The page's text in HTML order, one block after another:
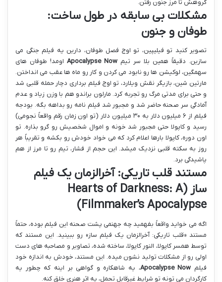
گروهش تا مرز جنون رفتن.
مشکلات بی سابقه در طول ساخت:
طوفان و جنون
تصویر کنید تو فیلیپین، تو اوج فصل طوفان، دارین یه فیلم جنگی می
سازین. دقیقاً همین بلا سر تیم Apocalypse Now اومد! طوفان های
سهمگین، لوکیشن ها رو نابود می کردن و کار رو ماه ها عقب می انداختن.
مارتین شین، بازیگر نقش ویلارد، تو اوج فیلم برداری دچار حمله قلبی شد
و حتی برای مدتی مرگ رو تجربه کرد. مارلون براندو هم با وزن زیاد و عدم
آمادگی سر صحنه حاضر شد و مجبور شد فیلم نامه رو بداهه بگه. بودجه
فیلم از ۶ میلیون دلار به ۳۰ میلیون دلار (تو اون زمان رقم واقعاً نجومی)
رسید و کاپولا حتی مجبور شد خونه و اموال شخصیش رو گرو بذاره. تو
اون دوره، کاپولا بارها اعلام کرد که می خواد خودش رو بکشه و تقریباً هر
روز به سکته قلبی نزدیک میشد. این حجم از فشار، تیم رو تا مرز از هم
پاشیدگی برد.
مستند قلب تاریکی: آخرالزمان یک فیلم
ساز (Hearts of Darkness: A
Filmmaker’s Apocalypse)
اگه می خواید واقعاً بفهمید چه جهنمی پشت صحنه این فیلم بوده، حتماً
مستند «قلب تاریکی: آخرالزمان یک فیلم ساز» رو ببینید. این مستند که
توسط همسر کاپولا، النور کاپولا، ساخته شده، تصاویر و مصاحبه های دست
اولی رو از مشکلات تولید نشون میده. این مستند، خودش به اندازه خود
فیلم Apocalypse Now، یه شاهکاره و گواهی بر اینه که چطور یه
کارگردان می تونه تو شرایط غیرقابل تحمل، یه اثر هنری خلق کنه.